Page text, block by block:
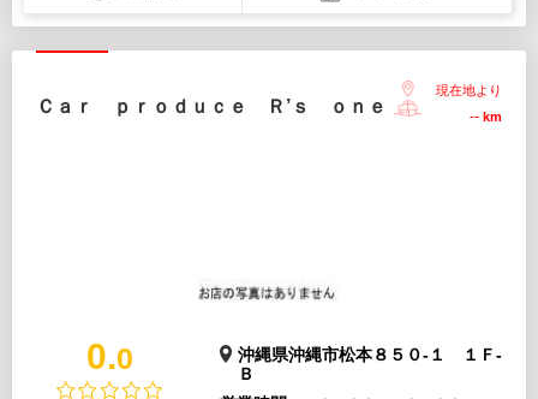
Ｃａｒ ｐｒｏｄｕｃｅ Ｒ’ｓ ｏｎｅ
現在地より
-- km
0.0
沖縄県沖縄市松本８５０-１ １Ｆ-
Ｂ